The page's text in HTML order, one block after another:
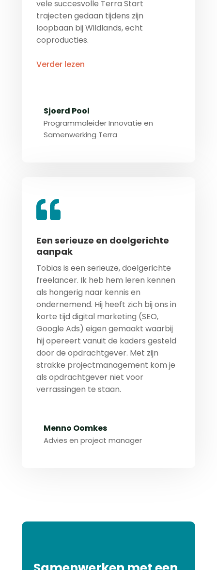
vele succesvolle Terra Start
trajecten gedaan tijdens zijn
loopbaan bij Wildlands, echt
coproducties.
Verder lezen
Sjoerd Pool
Programmaleider Innovatie en
Samenwerking Terra
Een serieuze en doelgerichte
aanpak
Tobias is een serieuze, doelgerichte
freelancer. Ik heb hem leren kennen
als hongerig naar kennis en
ondernemend. Hij heeft zich bij ons in
korte tijd digital marketing (SEO,
Google Ads) eigen gemaakt waarbij
hij opereert vanuit de kaders gesteld
door de opdrachtgever. Met zijn
strakke projectmanagement kom je
als opdrachtgever niet voor
verrassingen te staan.
Menno Oomkes
Advies en project manager